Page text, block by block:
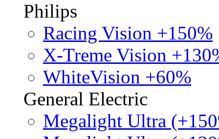
Philips
Racing Vision +150%
X-Treme Vision
WhiteVision +60%
General Electric
Megalight Ultra